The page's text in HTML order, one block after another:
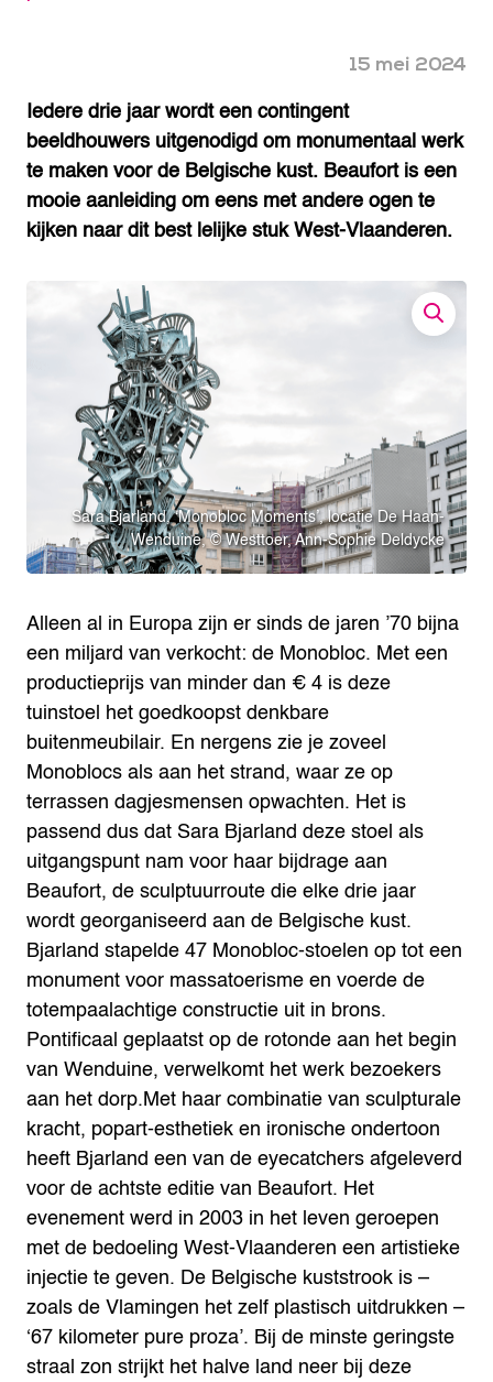
15 mei 2024
Iedere drie jaar wordt een contingent
beeldhouwers uitgenodigd om monumentaal werk
te maken voor de Belgische kust. Beaufort is een
mooie aanleiding om eens met andere ogen te
kijken naar dit best lelijke stuk West-Vlaanderen.
Sara Bjarland, ‘Monobloc Moments’, locatie De Haan-
Wenduine, © Westtoer, Ann-Sophie Deldycke
Alleen al in Europa zijn er sinds de jaren ’70 bijna
een miljard van verkocht: de Monobloc. Met een
productieprijs van minder dan € 4 is deze
tuinstoel het goedkoopst denkbare
buitenmeubilair. En nergens zie je zoveel
Monoblocs als aan het strand, waar ze op
terrassen dagjesmensen opwachten. Het is
passend dus dat Sara Bjarland deze stoel als
uitgangspunt nam voor haar bijdrage aan
Beaufort, de sculptuurroute die elke drie jaar
wordt georganiseerd aan de Belgische kust.
Bjarland stapelde 47 Monobloc-stoelen op tot een
monument voor massatoerisme en voerde de
totempaalachtige constructie uit in brons.
Pontificaal geplaatst op de rotonde aan het begin
van Wenduine, verwelkomt het werk bezoekers
aan het dorp.Met haar combinatie van sculpturale
kracht, popart-esthetiek en ironische ondertoon
heeft Bjarland een van de eyecatchers afgeleverd
voor de achtste editie van Beaufort. Het
evenement werd in 2003 in het leven geroepen
met de bedoeling West-Vlaanderen een artistieke
injectie te geven. De Belgische kuststrook is –
zoals de Vlamingen het zelf plastisch uitdrukken –
‘67 kilometer pure proza’. Bij de minste geringste
straal zon strijkt het halve land neer bij deze